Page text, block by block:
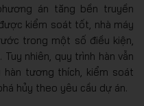
án tăng bền truyền
kiểm soát tốt, nhà máy
trong một số điều kiện,
nhiên, quy trình hàn vẫn
hàn tương thích, kiểm soát
hủy theo yêu cầu dự án.